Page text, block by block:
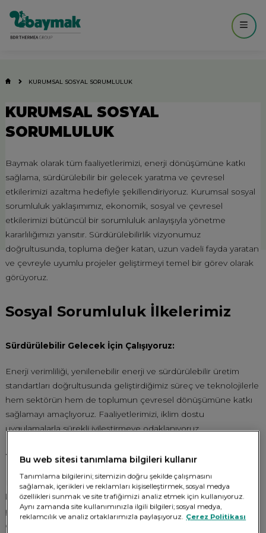
KURUMSAL SOSYAL SORUMLULUK
KURUMSAL SOSYAL
SORUMLULUK
Baymak olarak tüm faaliyetlerimizi, enerji dönüşümüne katkı
sağlama, sürdürülebilir bir gelecek yaratma ve çevresel
etkilerimizi azaltma hedefiyle şekillendiriyoruz. Kurumsal sosyal
sorumluluk yaklaşımımız, ekonomik, sosyal ve çevresel
etkilerimizi bütüncül bir sorumluluk anlayışıyla yönetme
kararlılığımızı yansıtır. Sürdürülebilirlik vizyonumuz
doğrultusunda, topluma değer katan, uzun vadeli fayda yaratan
ve çevreyle uyumlu projeler geliştirmeyi temel bir görev olarak
görüyoruz.
Sosyal Sorumluluk İlkelerimiz
Sürdürülebilir Gelecek İçin Çalışıyoruz:
Enerji verimliliği, yenilenebilir enerji ve sürdürülebilir üretim
standartları doğrultusunda geliştirdiğimiz süreç ve teknolojilerle
hem sektörün hem de toplumun çevresel dönüşümüne katkı
sağlamayı amaçlıyoruz. Faaliyetlerimizi, iklim dostu
uygulamalarla sürekli iyileştirmeye odaklanıyoruz.
Topluma Değer Katıyoruz:
Eğitim, bilim, çevre ve toplumsal gelişim alanlarında yenilikçi ve
kalıcı etki yaratan projeler üretiyoruz. İş birlikleri, destek
programları ve sosyal fayda odaklı çalışmalarımızla toplumun
gelişimine aktif katkı sunuyoruz.
Bu web sitesi tanımlama bilgileri kullanır
Tanımlama bilgilerini; sitemizin doğru şekilde çalışmasını
sağlamak, içerikleri ve reklamları kişiselleştirmek, sosyal medya
özellikleri sunmak ve site trafiğimizi analiz etmek için kullanıyoruz.
Aynı zamanda site kullanımınızla ilgili bilgileri; sosyal medya,
reklamcılık ve analiz ortaklarımızla paylaşıyoruz. Çerez Politikası